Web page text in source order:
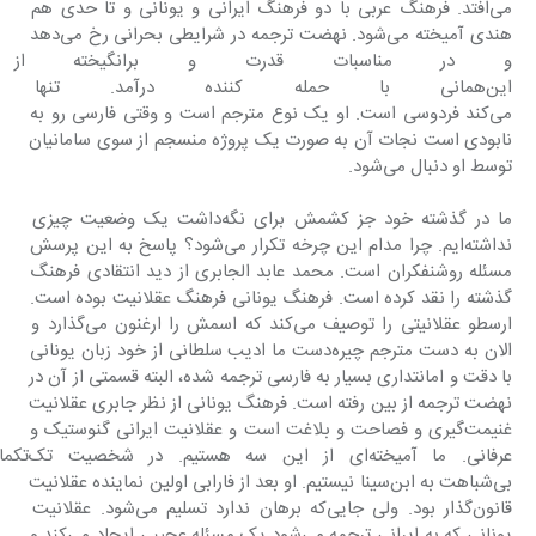
می‌افتد. فرهنگ عربی با دو فرهنگ ایرانی و یونانی و تا حدی هم
هندی آمیخته می‌شود. نهضت ترجمه در شرایطی بحرانی رخ می‌دهد
و در مناسبات قدرت و برانگیخته
این‌همانی با حمله كننده درآمد.
می‌کند فردوسی است. او یک نوع مترجم است و وقتی فارسی رو به
نابودی است نجات آن به صورت یک پروژه منسجم از سوی سامانیان
توسط او دنبال می‌شود.
ما در گذشته خود جز کشمش برای نگه‌داشت یک وضعیت چیزی
نداشته‌ایم. چرا مدام این چرخه تکرار می‌شود؟ پاسخ به این پرسش
مسئله روشنفکران است. محمد عابد الجابری از دید انتقادی فرهنگ
گذشته را نقد کرده است. فرهنگ یونانی فرهنگ عقلانیت بوده است.
ارسطو عقلانیتی را توصیف می‌کند که اسمش را ارغنون می‌گذارد و
الان به دست مترجم چیره‌دست ما ادیب سلطانی از خود زبان یونانی
با دقت و امانتداری بسیار به فارسی ترجمه شده، البته قسمتی از آن در
نهضت ترجمه از بین رفته است. فرهنگ یونانی از نظر جابری عقلانیت
غنیمت‌گیری و فصاحت و بلاغت است و عقلانیت ایرانی گنوستیک و
عرفانی. ما آمیخته‌ای از
بی‌شباهت به ابن‌سینا نیستیم. او بعد از فارابی اولین نماینده عقلانیت
قانون‌گذار بود. ولی جایی‌که برهان ندارد تسلیم می‌شود. عقلانیت